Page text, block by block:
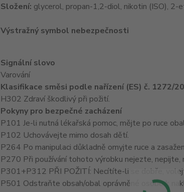
Složení: glycerol, propan-1,2-diol, nikotin (ISO),
Výstražný symbol nebezpečnosti
Signální slovo
Varování
Klasifikace směsi podle nařízení (ES) č. 1272/
H302 Zdraví škodlivý při požití.
Pokyny pro bezpečné zacházení
P101 Je-li nutná lékařská pomoc, mějte po ruce
P102 Uchovávejte mimo dosah dětí.
P264 Po manipulaci důkladně omyjte ruce a
P270 Při používání tohoto výrobku nejezte, nepijte,
P301+P312 PŘI POŽITÍ: Necítíte-li se dobře,
P501 Odstraňte obsah/obal oprávněné osobě k